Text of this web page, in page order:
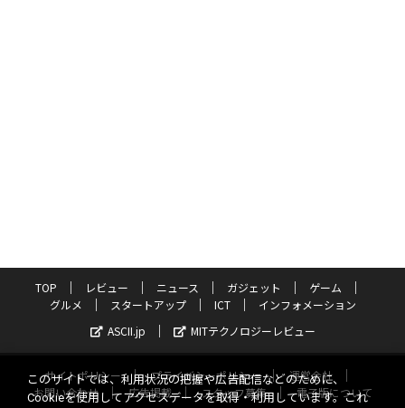
TOP レビュー ニュース ガジェット
ゲーム
グルメ
スタートアップ ICT
インフォメーション
ASCII.jp
MITテクノロジーレビュー
サイトポリシー プライバシーポリシー
運営会社
お問い合わせ
広告掲載 スタッフ募集 電子版について
このサイトでは、利用状況の把握や広告配信などのために、
Cookieを使用してアクセスデータを取得・利用しています。これ